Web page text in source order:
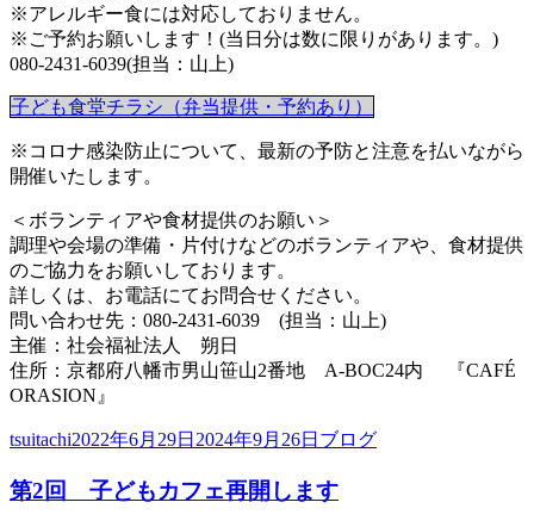
※アレルギー食には対応しておりません。
※ご予約お願いします！(当日分は数に限りがあります。)
080-2431-6039(担当：山上)
子ども食堂チラシ（弁当提供・予約あり）
※コロナ感染防止について、最新の予防と注意を払いながら
開催いたします。
＜ボランティアや食材提供のお願い＞
調理や会場の準備・片付けなどのボランティアや、食材提供
のご協力をお願いしております。
詳しくは、お電話にてお問合せください。
問い合わせ先：080-2431-6039 (担当：山上)
主催：社会福祉法人 朔日
住所：京都府八幡市男山笹山2番地 A-BOC24内 『CAFÉ
ORASION』
投
者
tsuitachi投
日:
2022年6月29日 2024年9月26日 カ
ゴ
ブログ
第2回 子どもカフェ再開します